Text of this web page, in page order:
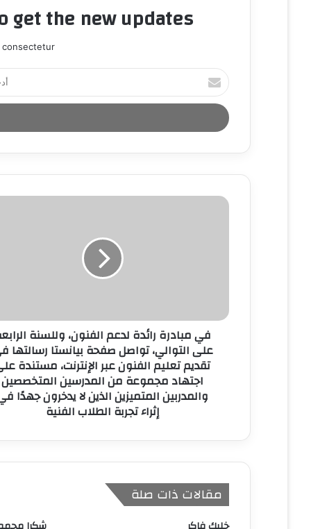
the new updates!
أ
د
خ
ل
د
ا
في مبادرة رائدة لدعم الفنون، وللسنة
على التوالي، تواصل صفحة بيانستا رسالتها
تقديم تعليم الفنون عبر الإنترنت، مستندة
اجتهاد مجموعة من المدرسين المتخصصين
والمدربين المتميزين الذين لا يدخرون جهدًا
إثراء تجربة الطلاب الفنية
مقالات ذات صلة